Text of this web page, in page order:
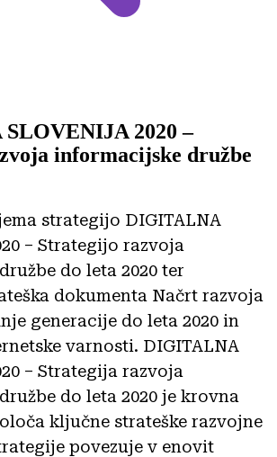
2020 –
informacijske družbe
strategijo DIGITALNA
– Strategijo razvoja
do leta 2020 ter
dokumenta Načrt razvoja
generacije do leta 2020 in
varnosti. DIGITALNA
– Strategija razvoja
do leta 2020 je krovna
ključne strateške razvojne
povezuje v enovit